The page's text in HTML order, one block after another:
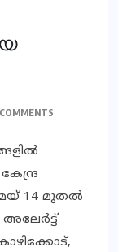
14 മുതല്‍
അലേര്‍ട്ട്